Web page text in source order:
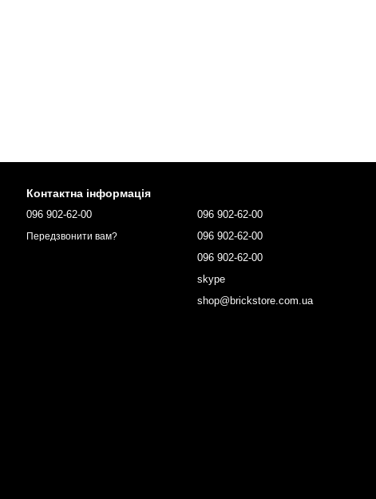
Контактна інформація
096 902-62-00
Передзвонити вам?
096 902-62-00
096 902-62-00
096 902-62-00
skype
shop@brickstore.com.ua